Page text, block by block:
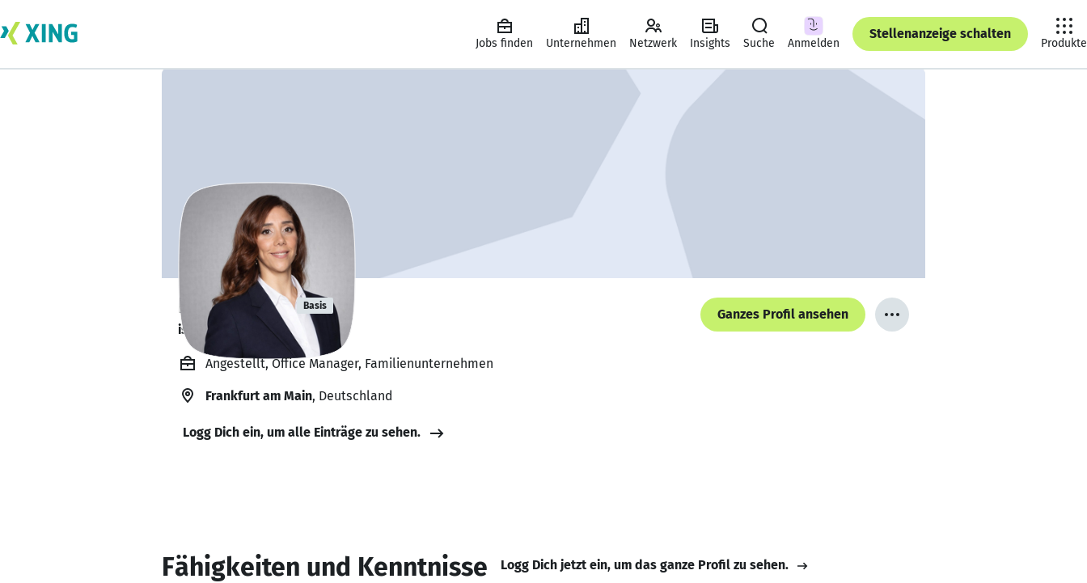
Jobs finden Unternehmen Netzwerk Insights Suche Anmelden
Stellenanzeige schalten
Produkte
Kübra Anik Basis
ist offen für Projekte. 🔎
Ganzes Profil ansehen
Angestellt, Office Manager, Familienunternehmen
Frankfurt am Main, Deutschland
Logg Dich ein, um alle Einträge zu sehen.
Fähigkeiten und Kenntnisse Logg Dich jetzt ein, um das ganze Profil zu sehen.